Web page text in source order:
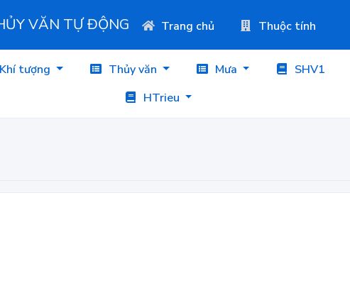
VĂN TỰ ĐỘNG Trang chủ Thuộc tính
Khí tượng Thủy văn Mưa SHV1
HTrieu